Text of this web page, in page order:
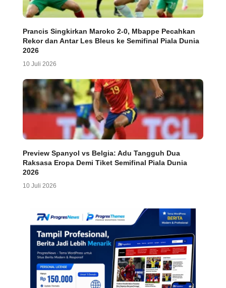
Prancis Singkirkan Maroko 2-0, Mbappe Pecahkan
Rekor dan Antar Les Bleus ke Semifinal Piala Dunia
2026
10 Juli 2026
Preview Spanyol vs Belgia: Adu Tangguh Dua
Raksasa Eropa Demi Tiket Semifinal Piala Dunia
2026
10 Juli 2026